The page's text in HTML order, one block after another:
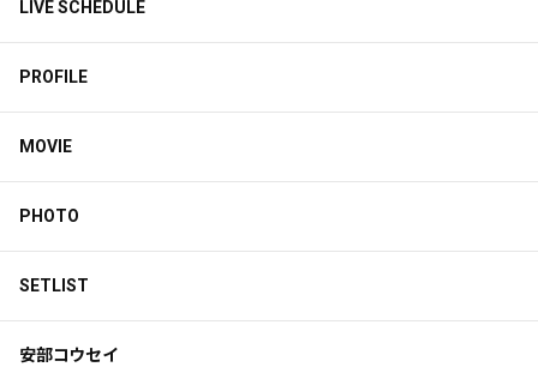
LIVE SCHEDULE
PROFILE
MOVIE
PHOTO
SETLIST
安部コウセイ